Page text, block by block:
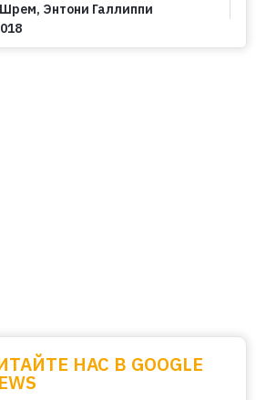
, Энтони Галлиппи
НАС В GOOGLE